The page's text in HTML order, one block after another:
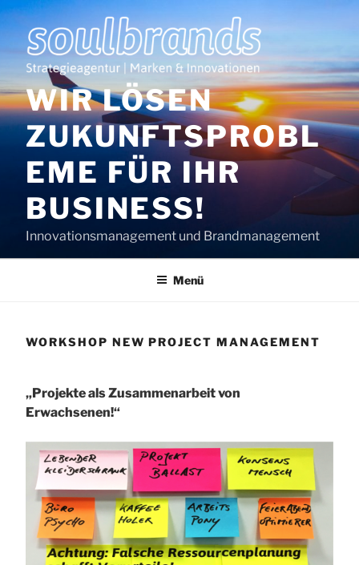
Zum
Inhalt
springen
WIR LÖSEN
ZUKUNFTSPROBL
EME FÜR IHR
BUSINESS!
Innovationsmanagement und Brandmanagement
Menü
WORKSHOP NEW PROJECT MANAGEMENT
„Projekte als Zusammenarbeit von
Erwachsenen!“